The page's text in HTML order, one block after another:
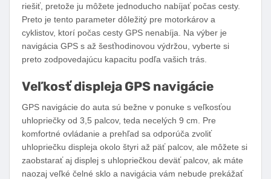
riešiť, pretože ju môžete jednoducho nabíjať počas cesty.
Preto je tento parameter dôležitý pre motorkárov a
cyklistov, ktorí počas cesty GPS nenabíja. Na výber je
navigácia GPS s až šesťhodinovou výdržou, vyberte si
preto zodpovedajúcu kapacitu podľa vašich trás.
Veľkosť displeja GPS navigácie
GPS navigácie do auta sú bežne v ponuke s veľkosťou
uhlopriečky od 3,5 palcov, teda necelých 9 cm. Pre
komfortné ovládanie a prehľad sa odporúča zvoliť
uhlopriečku displeja okolo štyri až päť palcov, ale môžete si
zaobstarať aj displej s uhlopriečkou deväť palcov, ak máte
naozaj veľké čelné sklo a navigácia vám nebude prekážať